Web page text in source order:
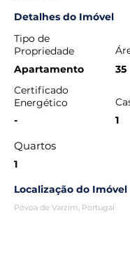
Detalhes do Imóvel
Tipo de
Propriedade
Apartamento
35
Certificado
Energético
-
1
Quartos
1
Localização do Imóvel
Póvoa de Varzim, Portugal